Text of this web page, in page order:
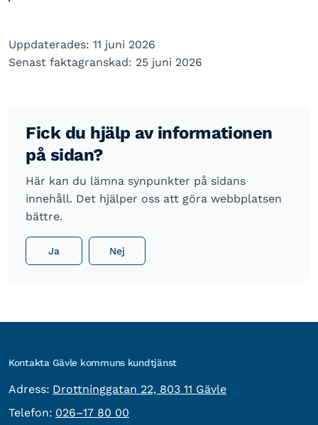
Uppdaterades: 11 juni 2026
Senast faktagranskad: 25 juni 2026
Fick du hjälp av informationen
på sidan?
Här kan du lämna synpunkter på sidans
innehåll. Det hjälper oss att göra webbplatsen
bättre.
Ja Nej
Kontakta Gävle kommuns kundtjänst
Adress: besöksadress:
Drottninggatan 22, 803 11 Gävle
Telefon: Telefon:
026–17 80 00